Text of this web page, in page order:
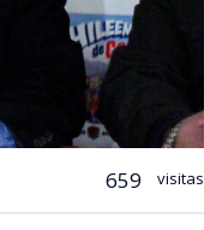
659 visitas